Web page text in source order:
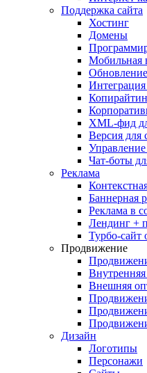
Поддержка сайта
Хостинг
Домены
Мобильная
XML-фид
Версия для
Чат-боты
Реклама
Баннерная
Реклама в
Лендинг +
Турбо-сайт
Продвижение
Внешняя
Дизайн
Логотипы
Персонажи